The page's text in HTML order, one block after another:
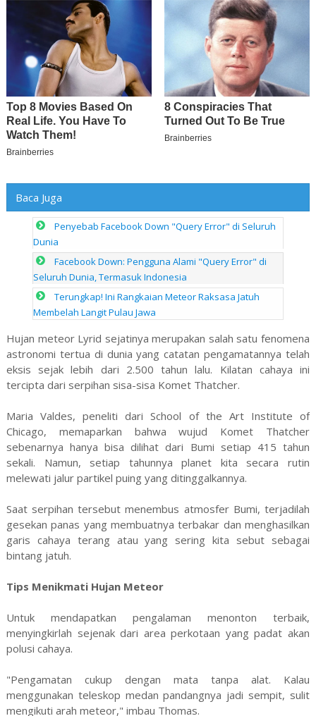
Baca Juga
Penyebab Facebook Down "Query Error" di Seluruh
Dunia
Facebook Down: Pengguna Alami "Query Error" di
Seluruh Dunia, Termasuk Indonesia
Terungkap! Ini Rangkaian Meteor Raksasa Jatuh
Membelah Langit Pulau Jawa
Hujan meteor Lyrid sejatinya merupakan salah satu fenomena
astronomi tertua di dunia yang catatan pengamatannya telah
eksis sejak lebih dari 2.500 tahun lalu. Kilatan cahaya ini
tercipta dari serpihan sisa-sisa Komet Thatcher.
Maria Valdes, peneliti dari School of the Art Institute of
Chicago, memaparkan bahwa wujud Komet Thatcher
sebenarnya hanya bisa dilihat dari Bumi setiap 415 tahun
sekali. Namun, setiap tahunnya planet kita secara rutin
melewati jalur partikel puing yang ditinggalkannya.
Saat serpihan tersebut menembus atmosfer Bumi, terjadilah
gesekan panas yang membuatnya terbakar dan menghasilkan
garis cahaya terang atau yang sering kita sebut sebagai
bintang jatuh.
Tips Menikmati Hujan Meteor
Untuk mendapatkan pengalaman menonton terbaik,
menyingkirlah sejenak dari area perkotaan yang padat akan
polusi cahaya.
"Pengamatan cukup dengan mata tanpa alat. Kalau
menggunakan teleskop medan pandangnya jadi sempit, sulit
mengikuti arah meteor," imbau Thomas.